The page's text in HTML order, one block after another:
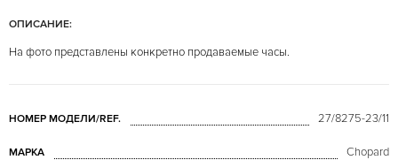
ОПИСАНИЕ:
На фото представлены конкретно продаваемые часы.
НОМЕР МОДЕЛИ/REF. 27/8275-23/11
МАРКА Chopard